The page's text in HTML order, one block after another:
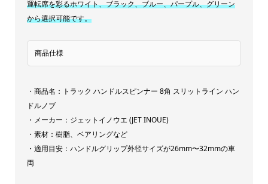
リ
ー
運転席を彩るホワイト、ブラック、ブルー、パープル、グリーン
から選択可能です。
商品仕様
・商品名：トラック ハンドルスピンナー 8角 スリットライン ハン
ドルノブ
・メーカー：ジェットイノウエ (JET INOUE)
・素材：樹脂、ベアリングなど
・適用目安：ハンドルグリップ外径サイズが26mm〜32mmの車
両